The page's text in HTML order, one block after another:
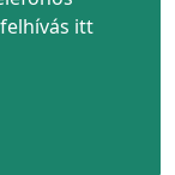
itt